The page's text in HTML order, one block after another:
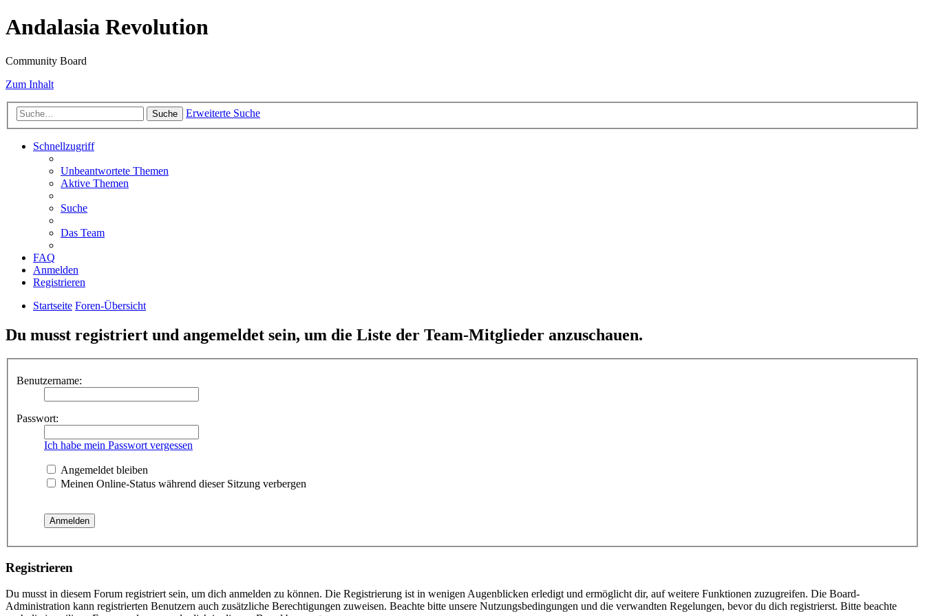
Andalasia Revolution
Community Board
Zum Inhalt
Suche Erweiterte Suche
Schnellzugriff
Unbeantwortete Themen
Aktive Themen
Suche
Das Team
FAQ
Anmelden
Registrieren
Startseite Foren-Übersicht
Du musst registriert und angemeldet sein, um die Liste der Team-Mitglieder anzuschauen.
Benutzername:
Passwort:
Ich habe mein Passwort vergessen
Angemeldet bleiben
Meinen Online-Status während dieser Sitzung verbergen
Registrieren
Du musst in diesem Forum registriert sein, um dich anmelden zu können. Die Registrierung ist in wenigen Augenblicken erledigt und ermöglicht dir, auf weitere Funktionen zuzugreifen. Die Board-
Administration kann registrierten Benutzern auch zusätzliche Berechtigungen zuweisen. Beachte bitte unsere Nutzungsbedingungen und die verwandten Regelungen, bevor du dich registrierst. Bitte beachte